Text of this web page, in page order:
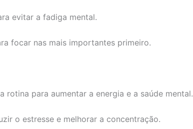
evitar a fadiga mental.
focar nas mais importantes primeiro.
rotina para aumentar a energia e a saúde mental.
o estresse e melhorar a concentração.